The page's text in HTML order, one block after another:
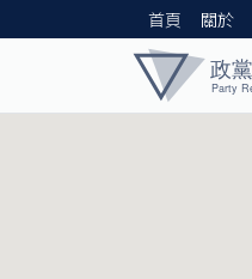
首頁 關於